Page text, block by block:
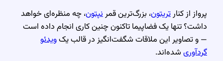
پرواز از کنارتریتون، بزرگ‌ترین قمرنپتون، چه منظره‌ای خواهد
داشت؟ تنها یک فضاپیما تاکنون چنین کاری انجام داده است
— و تصاویر این ملاقات شگفت‌انگیز در قالب یکویدئو
گردآوریشده‌اند.